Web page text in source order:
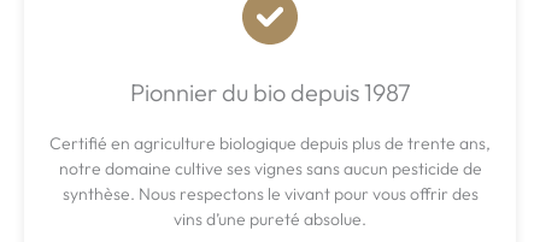
Pionnier du bio depuis 1987
Certifié en agriculture biologique depuis plus de trente ans,
notre domaine cultive ses vignes sans aucun pesticide de
synthèse. Nous respectons le vivant pour vous offrir des
vins d’une pureté absolue.